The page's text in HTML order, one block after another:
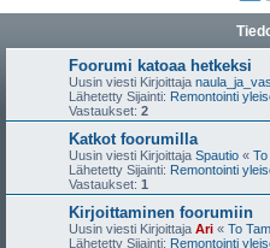
Foorumi katoaa hetkeksi
Uusin viesti Kirjoittaja
Lähetetty Sijainti: Remontointi
Vastaukset: 2
Katkot foorumilla
Uusin viesti Kirjoittaja Spautio «
Lähetetty Sijainti: Remontointi
Vastaukset: 1
Kirjoittaminen foorumiin
Uusin viesti Kirjoittaja Ari « To
Lähetetty Sijainti: Remontointi